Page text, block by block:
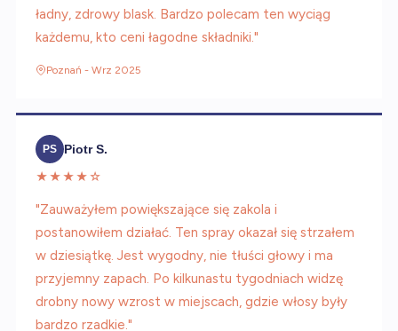
ładny, zdrowy blask. Bardzo polecam ten wyciąg
każdemu, kto ceni łagodne składniki."
Poznań - Wrz 2025
PS
Piotr S.
★★★★☆
"Zauważyłem powiększające się zakola i
postanowiłem działać. Ten spray okazał się strzałem
w dziesiątkę. Jest wygodny, nie tłuści głowy i ma
przyjemny zapach. Po kilkunastu tygodniach widzę
drobny nowy wzrost w miejscach, gdzie włosy były
bardzo rzadkie."